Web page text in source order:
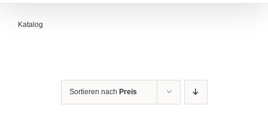
Katalog
Sortieren nach Preis